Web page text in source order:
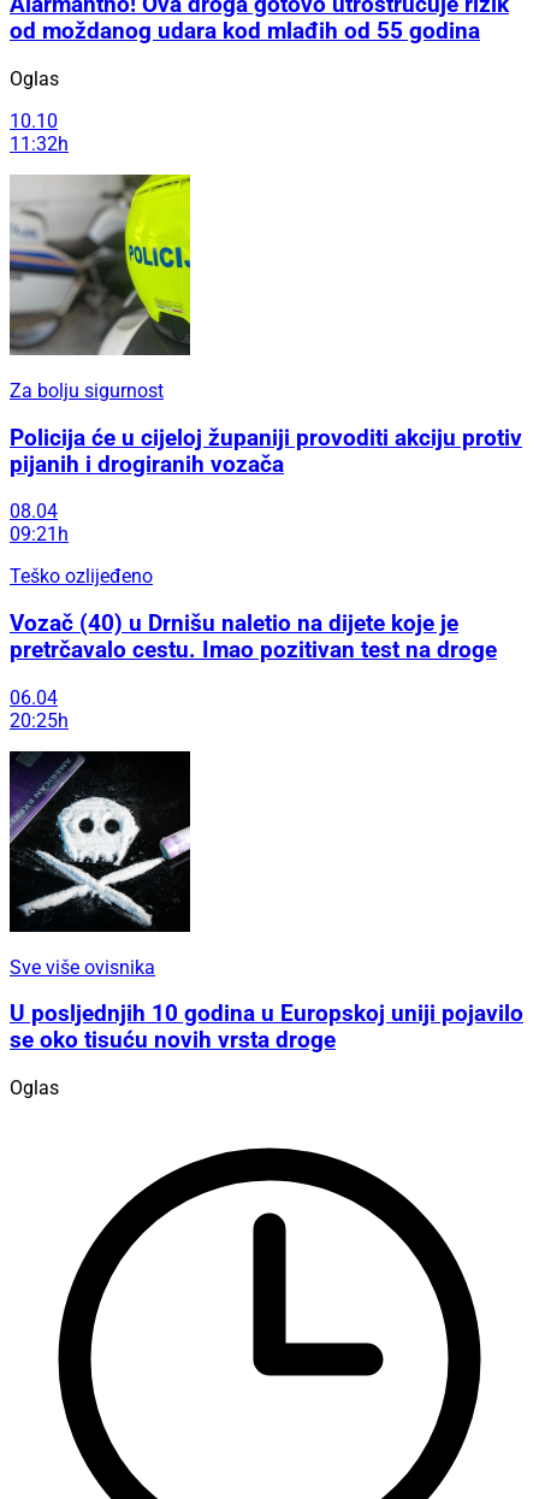
od moždanog udara kod mlađih od 55 godina
Oglas
10.10
11:32h
Za bolju sigurnost
Policija će u cijeloj županiji provoditi akciju protiv
pijanih i drogiranih vozača
08.04
09:21h
Teško ozlijeđeno
Vozač (40) u Drnišu naletio na dijete koje je
pretrčavalo cestu. Imao pozitivan test na droge
06.04
20:25h
Sve više ovisnika
U posljednjih 10 godina u Europskoj uniji pojavilo
se oko tisuću novih vrsta droge
Oglas